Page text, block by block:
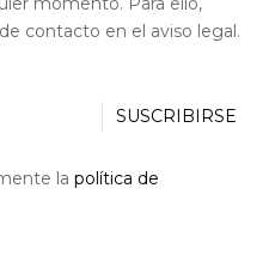
contacto en el aviso legal.
SUSCRIBIRSE
la política de